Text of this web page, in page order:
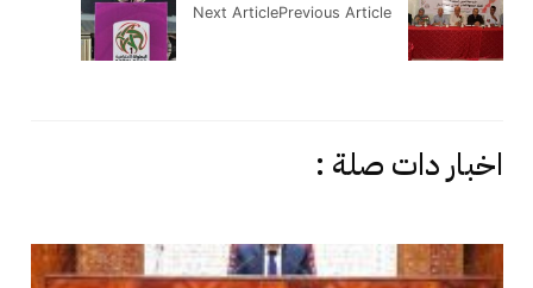
Previous Article
Next Article
اخبار دات صلة :